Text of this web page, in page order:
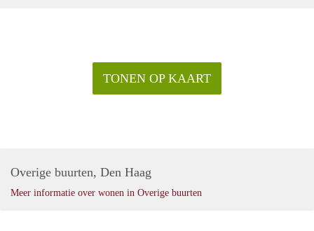
TONEN OP KAART
Overige buurten, Den Haag
Meer informatie over wonen in Overige buurten